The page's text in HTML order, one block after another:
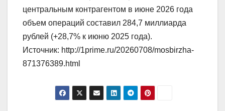
центральным контрагентом в июне 2026 года
объем операций составил 284,7 миллиарда
рублей (+28,7% к июню 2025 года).
Источник: http://1prime.ru/20260708/mosbirzha-
871376389.html